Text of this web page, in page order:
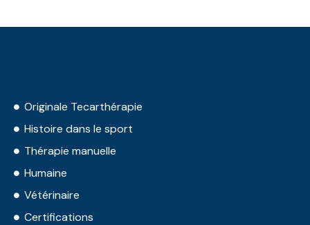
Originale Tecarthérapie
Histoire dans le sport
Thérapie manuelle
Humaine
Vétérinaire
Certifications